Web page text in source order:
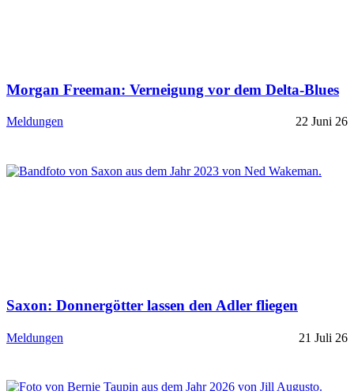
Morgan Freeman: Verneigung vor dem Delta-Blues
Meldungen 22 Juni 26
Saxon: Donnergötter lassen den Adler fliegen
Meldungen 21 Juli 26